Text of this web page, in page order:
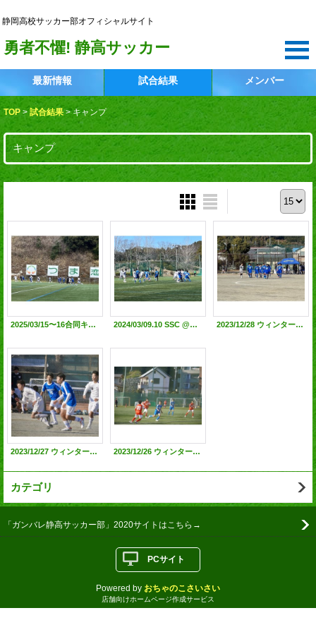
静岡高校サッカー部オフィシャルサイト
勇者不懼! 静高サッカー
最新情報 試合結果 メンバー
TOP > 試合結果 > キャンプ
キャンプ
2025/03/15〜16合同キャンプ@つま恋リゾート彩の郷 2024/03/09.10 SSC @つま恋リゾート彩の郷 2023/12/28 ウィンターキャンプ 3日目 (vs駒場学園 vs静岡城北) @城北高校G
2023/12/27 ウィンターキャンプ 2日目 (vs 駿河総合 vs城北 vs富山工業) @城北高G 2023/12/26 ウィンターキャンプ 1日目 (vs科学技術 vs慶應義塾) @科学技術高G
カテゴリ
「ガンバレ静高サッカー部」2020サイトはこちら→
PCサイト
Powered by おちゃのこさいさい
店舗向けホームページ作成サービス